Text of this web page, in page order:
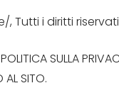
Tutti i diritti
SULLA
AL SITO.